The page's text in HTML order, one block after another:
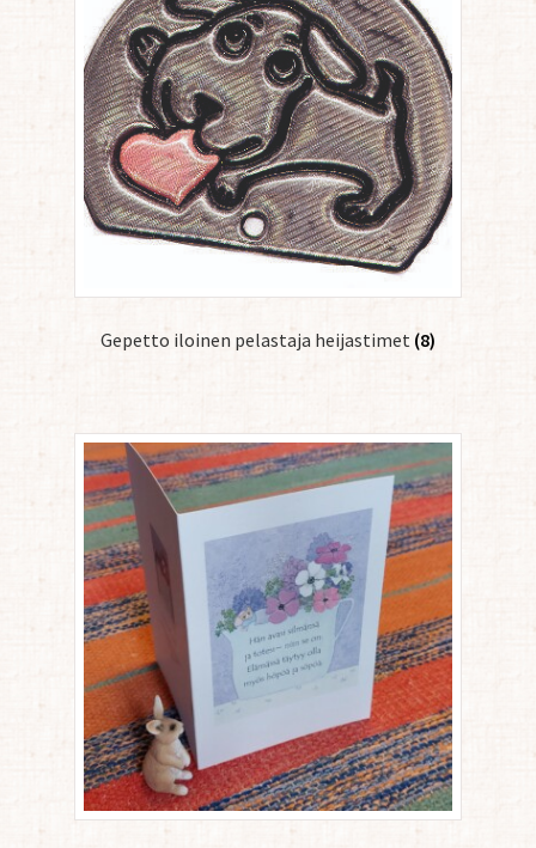
Gepetto iloinen pelastaja heijastimet (8)